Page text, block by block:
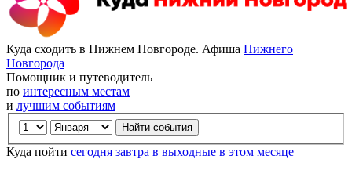
Куда сходить в Нижнем Новгороде. Афиша Нижнего
Новгорода
Помощник и путеводитель
по интересным местам
и лучшим событиям
Куда пойти сегодня завтра в выходные в этом месяце